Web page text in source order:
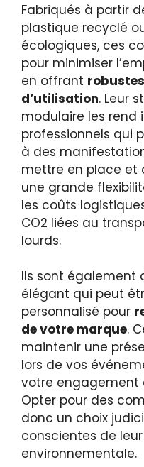
Fabriqués à partir
plastique recyclé
écologiques, ces
pour minimiser
en offrant
d’utilisation. Leur
modulaire les rend
professionnels qui
à des
mettre en place et
une grande
les coûts
CO2 liées au
lourds.
Ils sont également
élégant qui peut
personnalisé pour
de votre marque.
maintenir une
lors de vos
votre engagement
Opter pour des
donc un choix
conscientes de
environnementale.